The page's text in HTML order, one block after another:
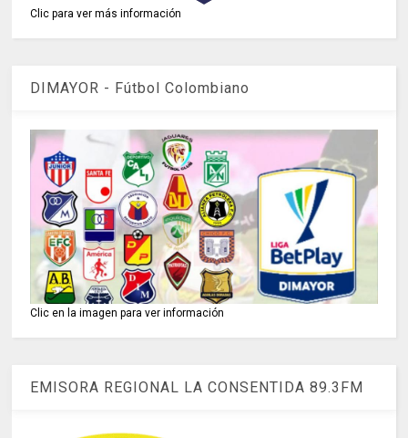
Clic para ver más información
DIMAYOR - Fútbol Colombiano
Clic en la imagen para ver información
EMISORA REGIONAL LA CONSENTIDA 89.3FM